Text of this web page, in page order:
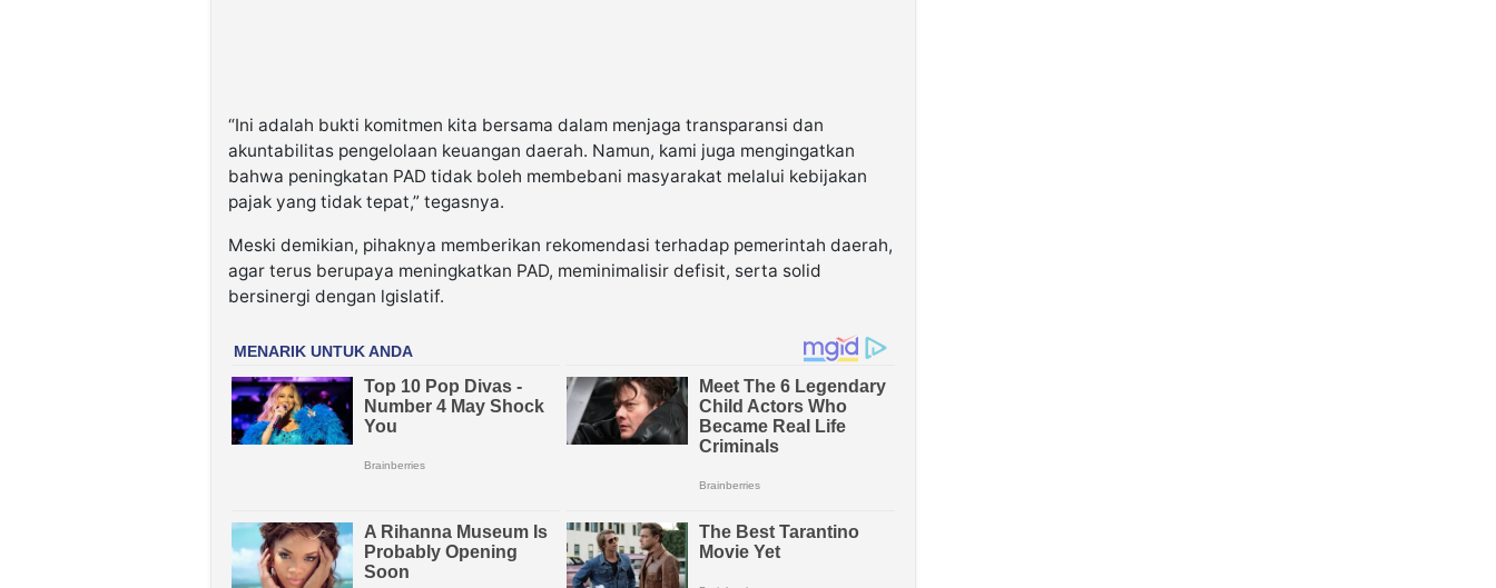
“Ini adalah bukti komitmen kita bersama dalam menjaga transparansi dan
akuntabilitas pengelolaan keuangan daerah. Namun, kami juga mengingatkan
bahwa peningkatan PAD tidak boleh membebani masyarakat melalui kebijakan
pajak yang tidak tepat,” tegasnya.
Meski demikian, pihaknya memberikan rekomendasi terhadap pemerintah daerah,
agar terus berupaya meningkatkan PAD, meminimalisir defisit, serta solid
bersinergi dengan lgislatif.